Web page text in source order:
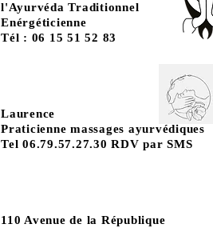
l'Ayurvéda Traditionnel
Enérgéticienne
Tél : 06 15 51 52 83
Laurence
Praticienne massages ayurvédiques
Tel 06.79.57.27.30 RDV par SMS
110 Avenue de la République